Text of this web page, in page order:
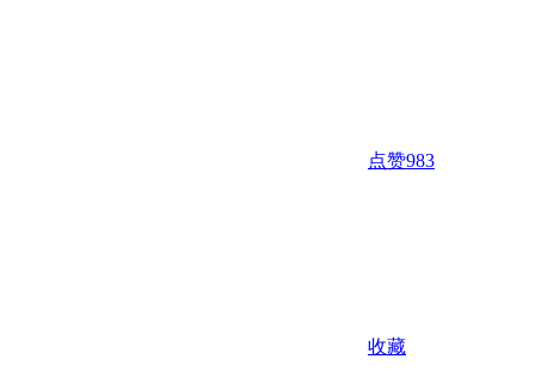
点赞983
收藏